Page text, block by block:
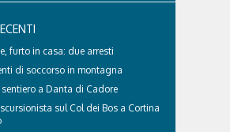
di Cortina, che ci ha illustrato i
per aiutare i cani ad
in sicurezza e benessere...
furto in casa: due arresti
di soccorso in montagna
sentiero a Danta di Cadore
sul Col dei Bos a Cortina